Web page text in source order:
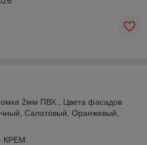
2мм ПВХ., Цвета фасадов
Салатовый, Оранжевый,
КРЕМ